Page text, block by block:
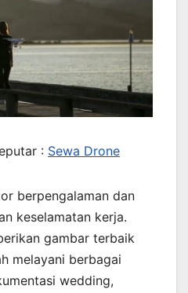
: Sewa Drone
berpengalaman dan
keselamatan kerja.
gambar terbaik
melayani berbagai
wedding,